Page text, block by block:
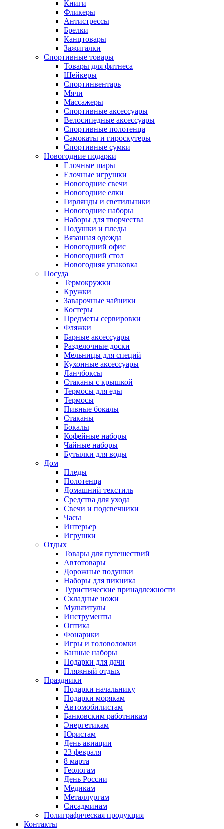
Книги
Фликеры
Антистрессы
Брелки
Канцтовары
Зажигалки
Спортивные товары
Товары для фитнеса
Шейкеры
Спортинвентарь
Мячи
Массажеры
Спортивные аксессуары
Велосипедные аксессуары
Спортивные полотенца
Самокаты и гироскутеры
Спортивные сумки
Новогодние подарки
Елочные шары
Елочные игрушки
Новогодние свечи
Новогодние елки
Гирлянды и светильники
Новогодние наборы
Наборы для творчества
Подушки и пледы
Вязанная одежда
Новогодний офис
Новогодний стол
Новогодняя упаковка
Посуда
Термокружки
Кружки
Заварочные чайники
Костеры
Предметы сервировки
Фляжки
Барные аксессуары
Разделочные доски
Мельницы для специй
Кухонные аксессуары
Ланчбоксы
Стаканы с крышкой
Термосы для еды
Термосы
Пивные бокалы
Стаканы
Бокалы
Кофейные наборы
Чайные наборы
Бутылки для воды
Дом
Пледы
Полотенца
Домашний текстиль
Средства для ухода
Свечи и подсвечники
Часы
Интерьер
Игрушки
Отдых
Товары для путешествий
Автотовары
Дорожные подушки
Наборы для пикника
Туристические принадлежности
Складные ножи
Мультитулы
Инструменты
Оптика
Фонарики
Игры и головоломки
Банные наборы
Подарки для дачи
Пляжный отдых
Праздники
Подарки начальнику
Подарки морякам
Автомобилистам
Банковским работникам
Энергетикам
Юристам
День авиации
23 февраля
8 марта
Геологам
День России
Медикам
Металлургам
Сисадминам
Полиграфическая продукция
Контакты